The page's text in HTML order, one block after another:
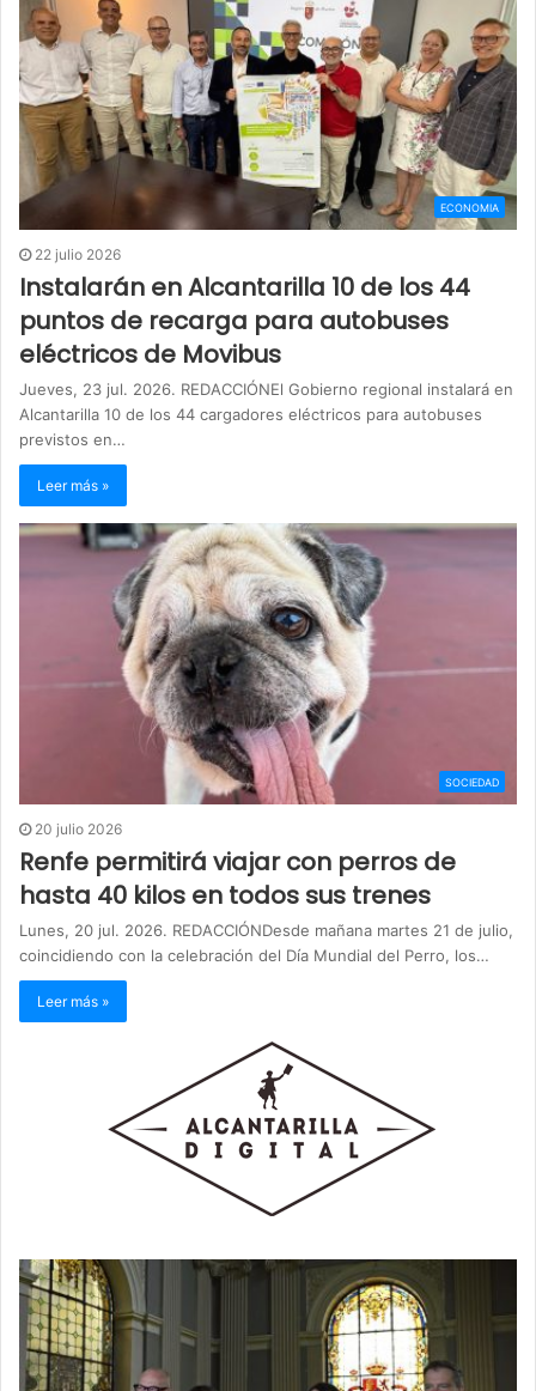
ECONOMIA
22 julio 2026
Instalarán en Alcantarilla 10 de los 44
puntos de recarga para autobuses
eléctricos de Movibus
Jueves, 23 jul. 2026. REDACCIÓNEl Gobierno regional instalará en
Alcantarilla 10 de los 44 cargadores eléctricos para autobuses
previstos en…
Leer más »
SOCIEDAD
20 julio 2026
Renfe permitirá viajar con perros de
hasta 40 kilos en todos sus trenes
Lunes, 20 jul. 2026. REDACCIÓNDesde mañana martes 21 de julio,
coincidiendo con la celebración del Día Mundial del Perro, los…
Leer más »